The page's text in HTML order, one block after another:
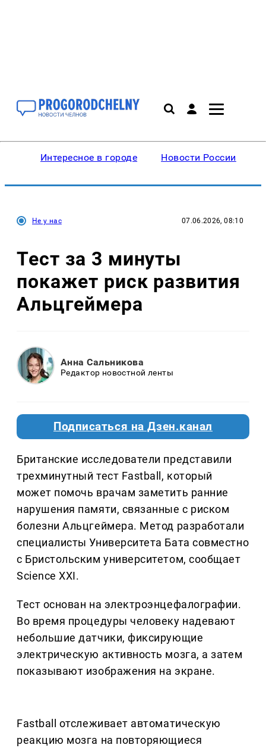
Интересное в городе Новости России
Не у нас 07.06.2026, 08:10
Тест за 3 минуты
покажет риск развития
Альцгеймера
Анна Сальникова
Редактор новостной ленты
Подписаться на Дзен.канал
Британские исследователи представили
трехминутный тест Fastball, который
может помочь врачам заметить ранние
нарушения памяти, связанные с риском
болезни Альцгеймера. Метод разработали
специалисты Университета Бата совместно
с Бристольским университетом, сообщает
Science XXI.
Тест основан на электроэнцефалографии.
Во время процедуры человеку надевают
небольшие датчики, фиксирующие
электрическую активность мозга, а затем
показывают изображения на экране.
Fastball отслеживает автоматическую
реакцию мозга на повторяющиеся